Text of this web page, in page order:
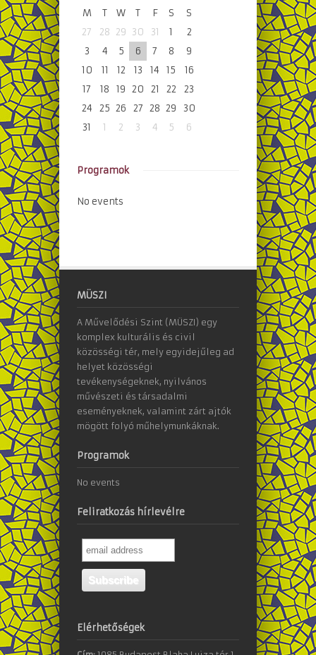
M T W T F S
S
27
28 29 30 31 1
2
3
4 5 6 7 8
9
10
11 12 13 14 15
16
17
18 19 20 21 22
23
24
25 26 27 28 29
30
31
1 2 3 4 5 6
Programok
No events
MÜSZI
A Művelődési Szint (MÜSZI) egy
komplex kulturális és civil
közösségi tér, mely egyidejűleg ad
helyet közösségi
tevékenységeknek, nyilvános
művészeti és társadalmi
eseményeknek, valamint zárt ajtók
mögött folyó műhelymunkáknak.
Programok
No events
Feliratkozás hírlevélre
Elérhetőségek